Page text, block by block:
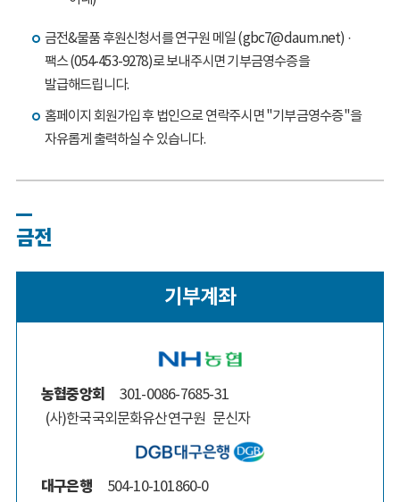
금전&물품 후원신청서를 연구원 메일 (gbc7@daum.net) ·
팩스 (054-453-9278)로 보내주시면 기부금영수증을
발급해드립니다.
홈페이지 회원가입 후 법인으로 연락주시면 "기부금영수증"을
자유롭게 출력하실 수 있습니다.
금전
기부계좌
농협중앙회
301-0086-7685-31
(사)한국국외문화유산연구원 문신자
대구은행
504-10-101860-0